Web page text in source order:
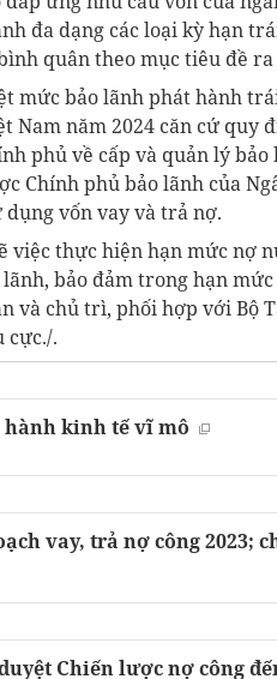
đa dạng các loại kỳ hạn
quân theo mục tiêu đề ra
mức bảo lãnh phát hành
Nam năm 2024 căn cứ quy
phủ về cấp và quản lý
Chính phủ bảo lãnh của
vốn vay và trả nợ.
việc thực hiện hạn mức nợ
bảo đảm trong hạn
và chủ trì, phối hợp với Bộ
cực./.
hành kinh tế vĩ mô
vay, trả nợ công 2023;
Chiến lược nợ công